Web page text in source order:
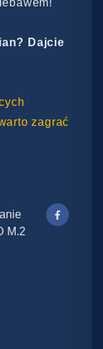
Dajcie
zagrać
M.2